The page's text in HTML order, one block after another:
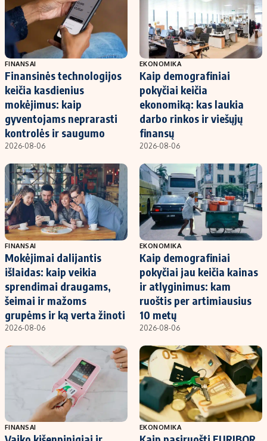
FINANSAI
Finansinės technologijos
keičia kasdienius
mokėjimus: kaip
gyventojams neprarasti
kontrolės ir saugumo
2026-08-06
EKONOMIKA
Kaip demografiniai
pokyčiai keičia
ekonomiką: kas laukia
darbo rinkos ir viešųjų
finansų
2026-08-06
FINANSAI
Mokėjimai dalijantis
išlaidas: kaip veikia
sprendimai draugams,
šeimai ir mažoms
grupėms ir ką verta žinoti
2026-08-06
EKONOMIKA
Kaip demografiniai
pokyčiai jau keičia kainas
ir atlyginimus: kam
ruoštis per artimiausius
10 metų
2026-08-06
FINANSAI EKONOMIKA